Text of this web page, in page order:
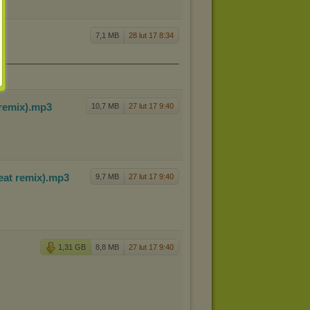
7,1 MB 28 lut 17 8:34
10,7 MB 27 lut 17 9:40
x).mp3
9,7 MB 27 lut 17 9:40
remix).mp3
1,31 GB 8,8 MB 27 lut 17 9:40